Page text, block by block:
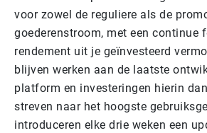
voor zowel de reguliere als de
goederenstroom, met een continue
rendement uit je geïnvesteerd
blijven werken aan de laatste
platform en investeringen hierin
streven naar het hoogste
introduceren elke drie weken een